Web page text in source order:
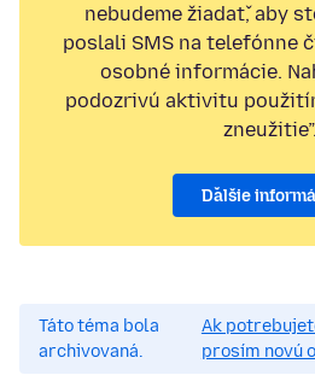
nebudeme žiadať, aby
poslali SMS na telefónne
osobné informácie.
podozrivú aktivitu
zneužitie”.
Ďalšie
Táto téma bola
archivovaná.
Ak
prosím novú